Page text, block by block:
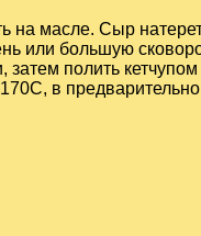
на масле. Сыр
или большую
полить
в предварительно